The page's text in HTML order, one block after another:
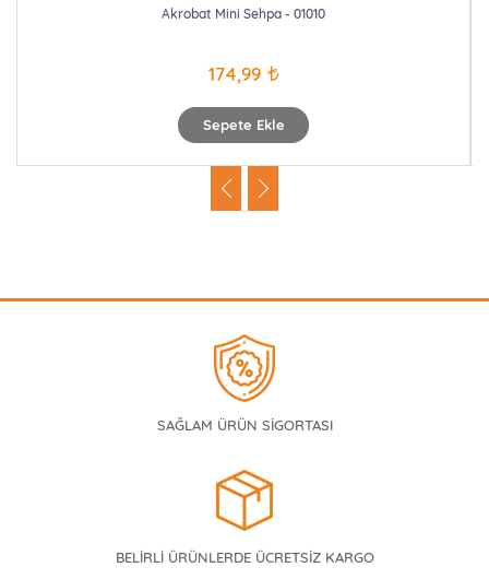
Sepete Ekle
Akrobat Mini Sehpa - 01010
174,99
SAĞLAM ÜRÜN SİGORTASI
BELİRLİ ÜRÜNLERDE ÜCRETSİZ KARGO